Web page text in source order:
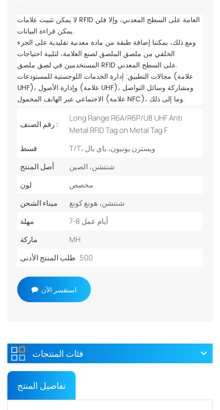
لا يمكن تثبيت علامات RFID العامة على السطح المعدني، وإلا فلن
يمكن قراءة البيانات.
ومع ذلك، يمكننا إضافة طبقة من مادة معدنية تقليدية على الجزء
الخلفي من ملصق الملصق لصنع العلامة، لتلبية احتياجات
المستخدمين في لصق ملصق RFID على السطح المعدني.
مجالات التطبيق: إدارة الخدمات اللوجستية للمستودعات (علامة
UHF)، وإدارة الأصول (علامة UHF)، ومشاركة وسائل التواصل
الاجتماعي عبر الهاتف المحمول (علامة NFC)، وما إلى ذلك.
رقم الصنف :
Long Range R6A/R6P/U8 UHF Anti
Metal RFID Tag on Metal Tag F
قسط
T/T، ويسترن يونيون، باي بال
أصل المنتج
شنتشن، الصين
لون
مخصص
ميناء الشحن
شنتشن، هونغ كونغ
مهلة
7-8 أيام عمل
ماركة
MH
طلب المنتج الأدنى 500
استفسر الآن
فئات المنتجات
تفاصيل المنتج